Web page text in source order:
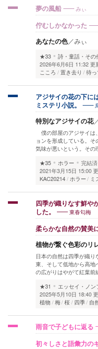
夢の風船 みぃ
佇むしかなかった
あなたの色／みぃ
★33 詩・童話・その
2026年6月6日 11:32 更
こころ
置き去り 待
アジサイの花の下に
ミステリ小説。
特別なアジサイの花
僕の部屋のアジサイは
ョンを形成している。
気味が悪いという。そ
★35
ホラー 完結済
2021年3月15日 15:00
KAC20214
ホラー ミ
四季が織りなす鮮や
した。
東春匂梅
柔らかな自然の賛美
植物が繋ぐ色彩のリ
日本の自然は四季が織
東、そして低地から高
の広がりはやがて紅葉
★31
エッセイ・ノ
2025年5月10日 18:40
植物 梅 桜 四季 自
雨音で子どもに返る
初々しさと語彙力の